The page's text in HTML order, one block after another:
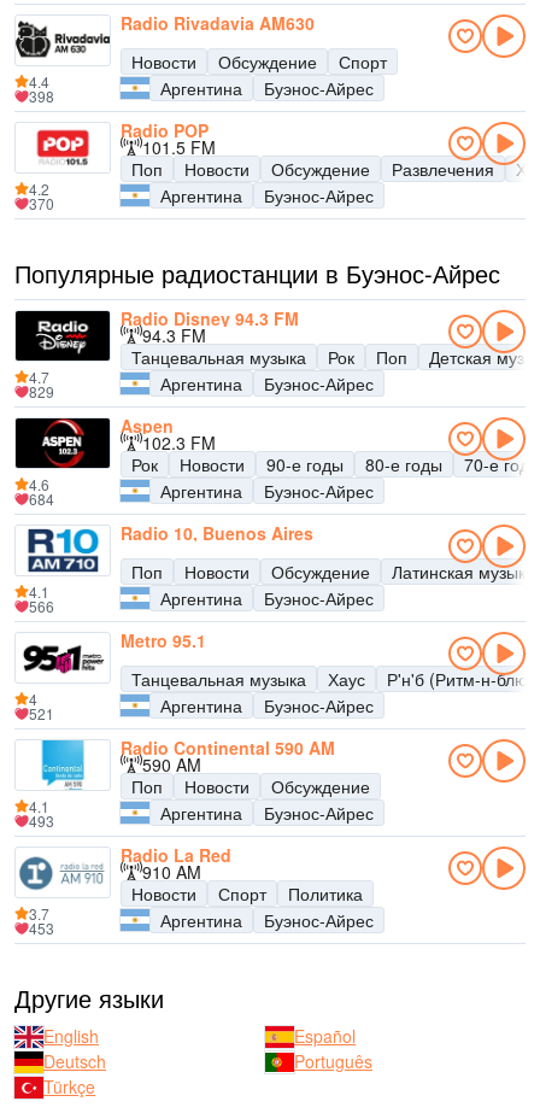
Radio Rivadavia AM630
Новости
Обсуждение
Спорт
Аргентина
Буэнос-Айрес
4.4
398
Radio POP
101.5 FM
Поп
Новости Обсуждение Развлечения
Аргентина
Буэнос-Айрес
4.2
370
Популярные радиостанции в Буэнос-Айрес
Radio Disney 94.3 FM
94.3 FM
Танцевальная музыка
Рок Поп
Детская
Аргентина
Буэнос-Айрес
4.7
829
Aspen
102.3 FM
Рок
Новости 90-е годы 80-е годы
70-е годы
Аргентина
Буэнос-Айрес
4.6
684
Radio 10, Buenos Aires
Поп
Новости Обсуждение
Латинская музыка
Аргентина
Буэнос-Айрес
4.1
566
Metro 95.1
Танцевальная музыка
Хаус
Р'н'б (Ритм-н-блюз)
Аргентина
Буэнос-Айрес
4
521
Radio Continental 590 AM
590 AM
Поп
Новости
Обсуждение
Аргентина
Буэнос-Айрес
4.1
493
Radio La Red
910 AM
Новости
Спорт
Политика
Аргентина
Буэнос-Айрес
3.7
453
Другие языки
English
Español
Deutsch
Português
Türkçe